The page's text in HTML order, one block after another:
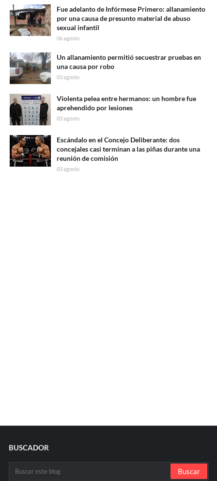
Fue adelanto de Infórmese Primero: allanamiento
por una causa de presunto material de abuso
sexual infantil
06 agosto
Un allanamiento permitió secuestrar pruebas en
una causa por robo
03 agosto
Violenta pelea entre hermanos: un hombre fue
aprehendido por lesiones
03 agosto
Escándalo en el Concejo Deliberante: dos
concejales casi terminan a las piñas durante una
reunión de comisión
03 agosto
BUSCADOR